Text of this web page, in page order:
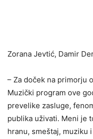
Zorana Jevtić, Damir
– Za doček na primorju
Muzički program ove
prevelike zasluge,
publika uživati. Meni je
hranu, smeštaj, muziku